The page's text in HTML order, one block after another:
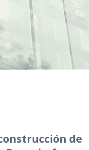
de